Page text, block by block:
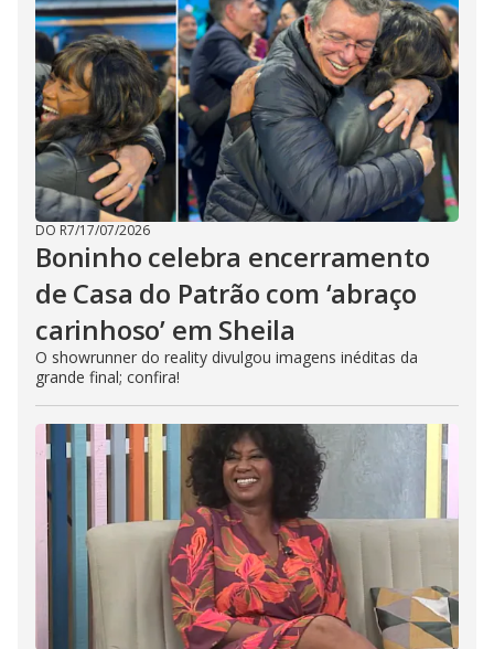
DO R7/17/07/2026
Boninho celebra encerramento
de Casa do Patrão com ‘abraço
carinhoso’ em Sheila
O showrunner do reality divulgou imagens inéditas da
grande final; confira!